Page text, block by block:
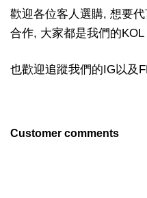
歡迎各位客人選購, 想要
合作, 大家都是我們的KOL
也歡迎追蹤我們的IG以及
Customer comments